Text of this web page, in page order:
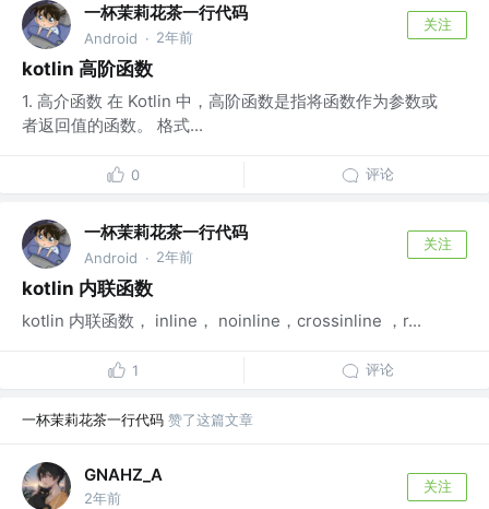
一杯茉莉花茶一行代码
Android · 2年前
关注
kotlin 高阶函数
1. 高介函数 在 Kotlin 中，高阶函数是指将函数作为参数或
者返回值的函数。 格式...
0 评论
一杯茉莉花茶一行代码
Android · 2年前
关注
kotlin 内联函数
kotlin 内联函数， inline， noinline，crossinline ，r...
1 评论
一杯茉莉花茶一行代码 赞了这篇文章
GNAHZ_A
2年前
关注